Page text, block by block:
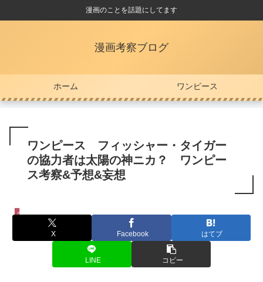
漫画のことを話題にしてます
漫画考察ブログ
ホーム ワンピース
ワンピース フィッシャー・タイガー
の協力者は太陽の神ニカ？ ワンピー
ス考察&予想&妄想
ワンピース
X Facebook はてブ
LINE コピー